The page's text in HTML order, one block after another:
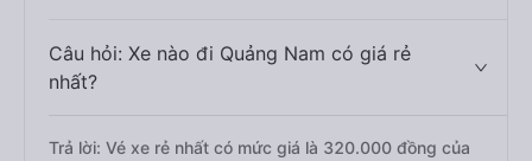
Câu hỏi: Xe nào đi Quảng Nam có giá rẻ
nhất?
Trả lời: Vé xe rẻ nhất có mức giá là 320.000 đồng của